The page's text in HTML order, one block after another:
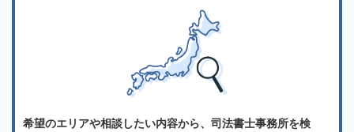
希望のエリアや相談したい内容から、司法書士事務所を検